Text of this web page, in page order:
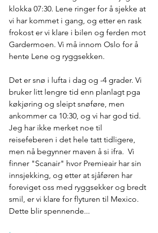
klokka 07:30. Lene ringer for å sjekke at
vi har kommet i gang, og etter en rask
frokost er vi klare i bilen og ferden mot
Gardermoen. Vi må innom Oslo for å
hente Lene og ryggsekken.
Det er snø i lufta i dag og -4 grader. Vi
bruker litt lengre tid enn planlagt pga
køkjøring og sleipt snøføre, men
ankommer ca 10:30, og vi har god tid.
Jeg har ikke merket noe til
reisefeberen i det hele tatt tidligere,
men nå begynner maven å si ifra.  Vi
finner "Scanair" hvor Premieair har sin
innsjekking, og etter at sjåføren har
foreviget oss med ryggsekker og bredt
smil, er vi klare for flyturen til Mexico.
Dette blir spennende...